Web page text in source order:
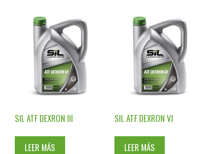
SIL ATF DEXRON III
LEER MÁS
SIL ATF DEXRON VI
LEER MÁS